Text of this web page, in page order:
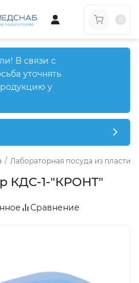
В связи с
уточнять
у
/ Лабораторная посуда из пластика
КДС-1-"КРОНТ"
Сравнение